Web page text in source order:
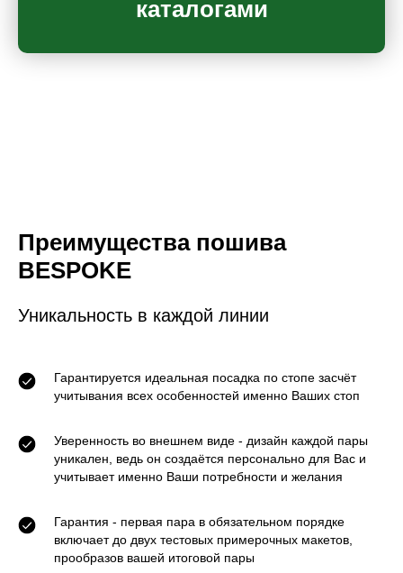
каталогами
Преимущества пошива
BESPOKE
Уникальность в каждой линии
Гарантируется идеальная посадка по стопе засчёт
учитывания всех особенностей именно Ваших стоп
Уверенность во внешнем виде - дизайн каждой пары
уникален, ведь он создаётся персонально для Вас и
учитывает именно Ваши потребности и желания
Гарантия - первая пара в обязательном порядке
включает до двух тестовых примерочных макетов,
прообразов вашей итоговой пары